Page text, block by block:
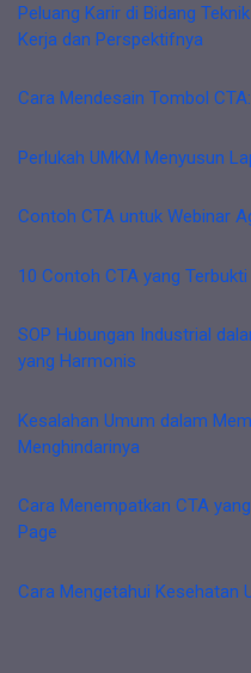
Peluang Karir di Bidang
Kerja dan Perspektifnya
Cara Mendesain Tombol
Perlukah UMKM Menyusun
Contoh CTA untuk Webinar
10 Contoh CTA yang
SOP Hubungan Industrial
yang Harmonis
Kesalahan Umum dalam
Menghindarinya
Cara Menempatkan CTA
Page
Cara Mengetahui Kesehatan